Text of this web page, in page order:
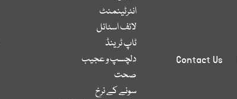
Contact Us
انٹرٹینمنٹ
لائف اسٹائل
ٹاپ ٹرینڈ
دلچسپ و عجیب
صحت
سونے کے نرخ